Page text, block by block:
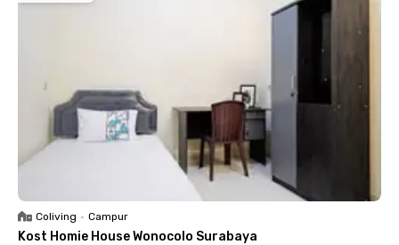
Coliving • Campur
Kost Homie House Wonocolo Surabaya